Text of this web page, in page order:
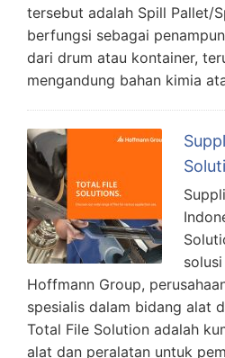
tersebut adalah Spill Pallet/
berfungsi sebagai
dari drum atau kontainer,
mengandung bahan kimia
Hoffmann Group,
spesialis dalam bidang alat
Total File Solution adalah
alat dan peralatan untuk